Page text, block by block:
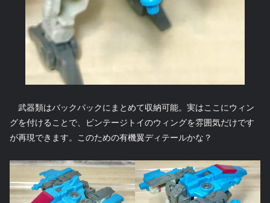
武器類はバックパックにまとめて収納可能。実はここにウィン
グを付けることで、ビンテージトイのウィングを雰囲気だけです
が再現できます。このための有機翼ディテールかな？